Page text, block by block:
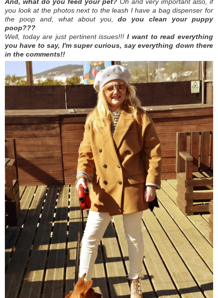
you look at the photos next to the leash I have a bag dispenser for
the poop and, what about you,do you clean your puppy
poop???
Well, today are just pertinent issues!!!I want to read everything
you have to say, I'm super curious, say everything down there
in the comments!!